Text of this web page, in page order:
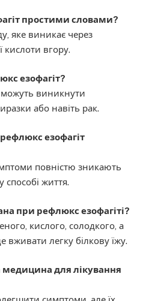
простими словами?
яке виникає через
вгору.
езофагіт?
виникнути
або навіть рак.
езофагіт
повністю зникають
способі життя.
при рефлюкс езофагіті?
кислого, солодкого, а
вживати легку білкову їжу.
для лікування